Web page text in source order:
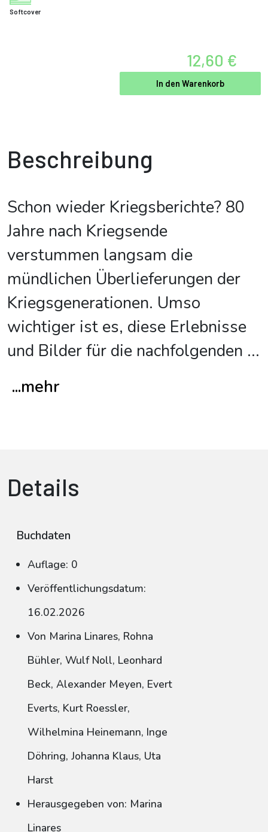
Softcover
12,60 €
In den Warenkorb
Beschreibung
Schon wieder Kriegsberichte? 80
Jahre nach Kriegsende
verstummen langsam die
mündlichen Überlieferungen der
Kriegsgenerationen. Umso
wichtiger ist es, diese Erlebnisse
und Bilder für die nachfolgenden ...
...mehr
Details
Buchdaten
Auflage: 0
Veröffentlichungsdatum:
16.02.2026
Von Marina Linares, Rohna
Bühler, Wulf Noll, Leonhard
Beck, Alexander Meyen, Evert
Everts, Kurt Roessler,
Wilhelmina Heinemann, Inge
Döhring, Johanna Klaus, Uta
Harst
Herausgegeben von: Marina
Linares